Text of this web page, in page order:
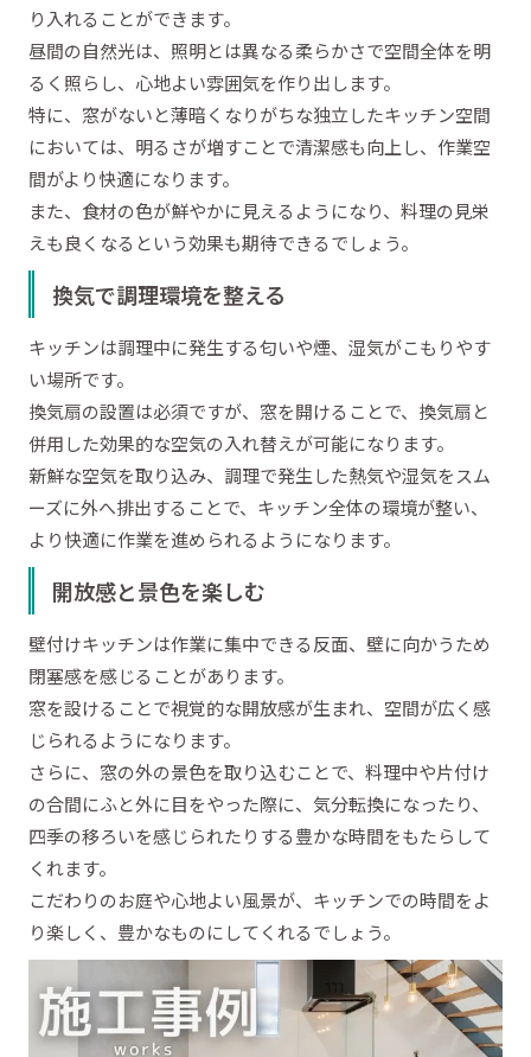
り入れることができます。
昼間の自然光は、照明とは異なる柔らかさで空間全体を明
るく照らし、心地よい雰囲気を作り出します。
特に、窓がないと薄暗くなりがちな独立したキッチン空間
においては、明るさが増すことで清潔感も向上し、作業空
間がより快適になります。
また、食材の色が鮮やかに見えるようになり、料理の見栄
えも良くなるという効果も期待できるでしょう。
換気で調理環境を整える
キッチンは調理中に発生する匂いや煙、湿気がこもりやす
い場所です。
換気扇の設置は必須ですが、窓を開けることで、換気扇と
併用した効果的な空気の入れ替えが可能になります。
新鮮な空気を取り込み、調理で発生した熱気や湿気をスム
ーズに外へ排出することで、キッチン全体の環境が整い、
より快適に作業を進められるようになります。
開放感と景色を楽しむ
壁付けキッチンは作業に集中できる反面、壁に向かうため
閉塞感を感じることがあります。
窓を設けることで視覚的な開放感が生まれ、空間が広く感
じられるようになります。
さらに、窓の外の景色を取り込むことで、料理中や片付け
の合間にふと外に目をやった際に、気分転換になったり、
四季の移ろいを感じられたりする豊かな時間をもたらして
くれます。
こだわりのお庭や心地よい風景が、キッチンでの時間をよ
り楽しく、豊かなものにしてくれるでしょう。